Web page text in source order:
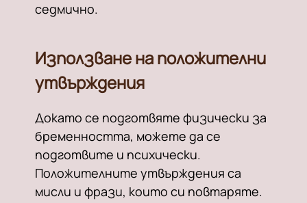
седмично.
Използване на положителни
утвърждения
Докато се подготвяте физически за
бременността, можете да се
подготвите и психически.
Положителните утвърждения са
мисли и фрази, които си повтаряте.